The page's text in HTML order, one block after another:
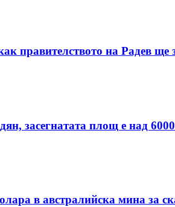
правителството на Радев ще
засегнатата площ е над
в австралийска мина за